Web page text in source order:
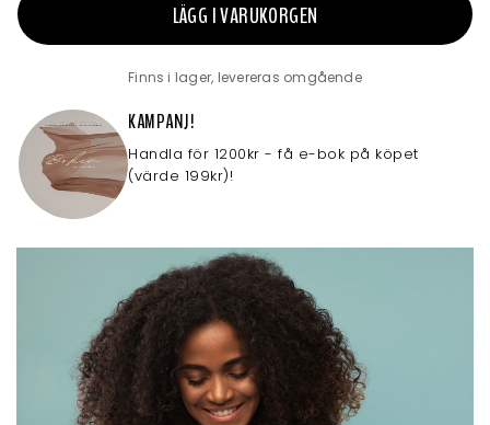
LÄGG I VARUKORGEN
Finns i lager, levereras omgående
KAMPANJ!
Handla för 1200kr - få e-bok på köpet
(värde 199kr)!